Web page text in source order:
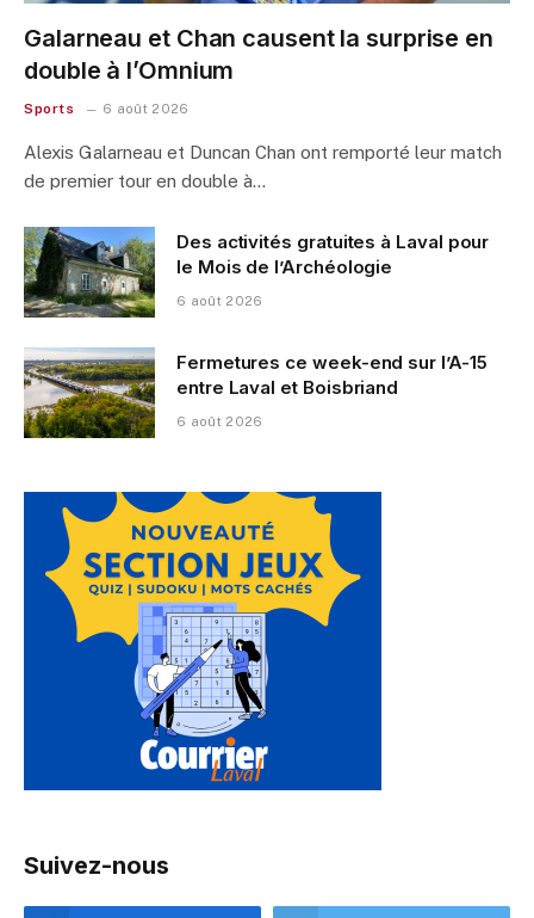
Galarneau et Chan causent la surprise en
double à l’Omnium
Sports 6 août 2026
Alexis Galarneau et Duncan Chan ont remporté leur match
de premier tour en double à…
Des activités gratuites à Laval pour
le Mois de l’Archéologie
6 août 2026
Fermetures ce week-end sur l’A-15
entre Laval et Boisbriand
6 août 2026
Suivez-nous